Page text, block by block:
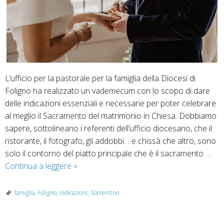
L’ufficio per la pastorale per la famiglia della Diocesi di
Foligno ha realizzato un vademecum con lo scopo di dare
delle indicazioni essenziali e necessarie per poter celebrare
al meglio il Sacramento del matrimonio in Chiesa. Dobbiamo
sapere, sottolineano i referenti dell’ufficio diocesano, che il
ristorante, il fotografo, gli addobbi… e chissà che altro, sono
solo il contorno del piatto principale che è il sacramento …
Continua a leggere Matrimonio:
per
»
famiglia, Foligno, indicazioni, Sorrentino